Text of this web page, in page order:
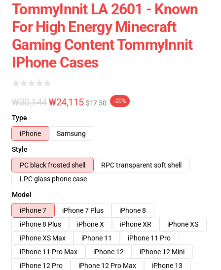
TommyInnit LA 2601 - Known
For High Energy Minecraft
Gaming Content TommyInnit
IPhone Cases
₩30,144₩24,115 $17.50 -20%
Type
iPhone
Samsung
Style
PC black frosted shell
RPC transparent soft shell
LPC glass phone case
Model
iPhone 7
iPhone 7 Plus
iPhone 8
iPhone 8 Plus
iPhone X iPhone XR
iPhone XS
iPhone XS Max
iPhone 11
iPhone 11 Pro
iPhone 11 Pro Max
iPhone 12
iPhone 12 Mini
iPhone 12 Pro
iPhone 12 Pro Max
iPhone 13